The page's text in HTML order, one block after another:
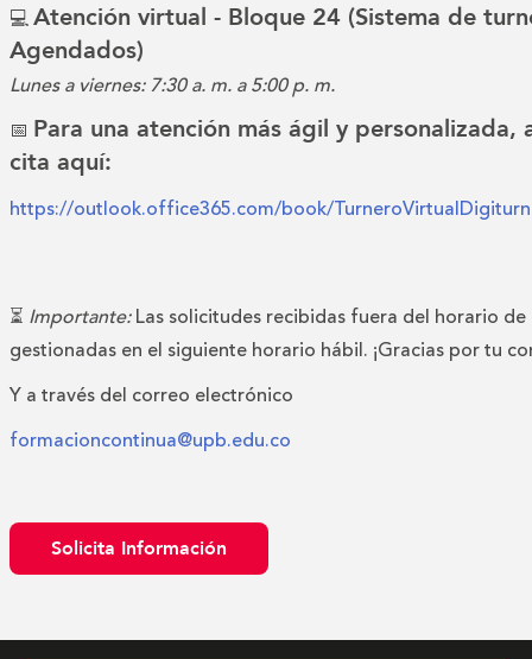
💻Atención virtual - Bloque 24 (Sistema de
Agendados)
Lunes a viernes: 7:30 a. m. a 5:00 p. m.
📅 Para una atención más ágil y personalizada,
cita aquí:
https://outlook.office365.com/book/
⏳ Importante:Las solicitudes recibidas fuera del horario de
gestionadas en el siguiente horario hábil. ¡Gracias por tu
Y a través del correo electrónico
formacioncontinua@upb.edu.co
Solicita Información